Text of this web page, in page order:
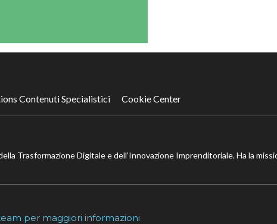
Contenuti Specialistici Cookie Center
Trasformazione Digitale e dell’Innovazione Imprenditoriale. Ha la
per maggiori informazioni